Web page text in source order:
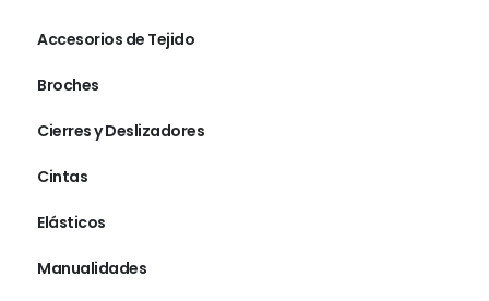
Accesorios de Tejido
Broches
Cierres y Deslizadores
Cintas
Elásticos
Manualidades